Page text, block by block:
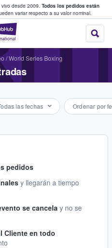
desde 2009. Todos los pedidos están
variar respecto a su valor nominal.
StubHub:
entre fans
/World Series Boxing
las fechas Ordenar por
pedidos
y llegarán a tiempo
se cancela y no se
Cliente en todo